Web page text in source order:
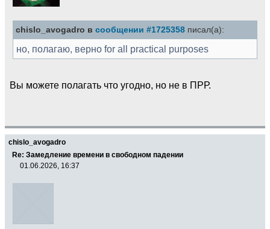
chislo_avogadro в сообщении #1725358 писал(а):
но, полагаю, верно for all practical purposes
Вы можете полагать что угодно, но не в ПРР.
chislo_avogadro
Re: Замедление времени в свободном падении
01.06.2026, 16:37